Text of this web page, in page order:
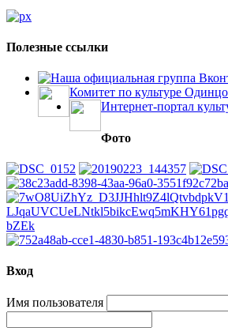
Полезные ссылки
Наша официальная группа
Комитет по культуре
Интернет-портал
Фото
Вход
Имя пользователя